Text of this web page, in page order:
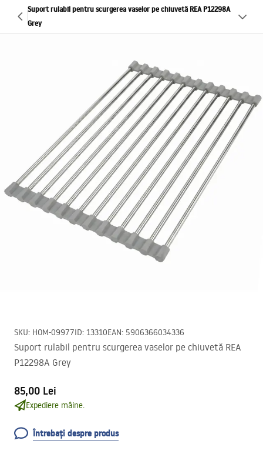
Suport rulabil pentru scurgerea vaselor pe chiuvetă REA P12298A
Grey
SKU: HOM-09977ID: 13310EAN: 5906366034336
Suport rulabil pentru scurgerea vaselor pe chiuvetă REA
P12298A Grey
85,00 Lei
Expediere mâine.
Întrebați despre produs